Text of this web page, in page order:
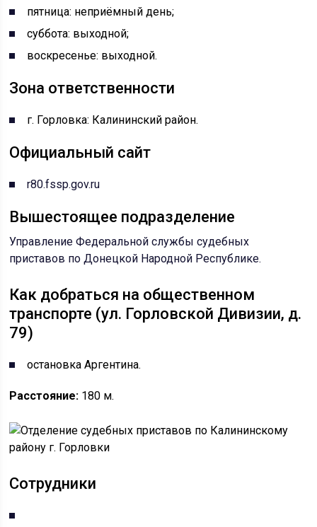
пятница: неприёмный день;
суббота: выходной;
воскресенье: выходной.
Зона ответственности
г. Горловка: Калининский район.
Официальный сайт
r80.fssp.gov.ru
Вышестоящее подразделение
Управление Федеральной службы судебных
приставов по Донецкой Народной Республике.
Как добраться на общественном
транспорте (ул. Горловской Дивизии, д.
79)
остановка Аргентина.
Расстояние: 180 м.
Сотрудники